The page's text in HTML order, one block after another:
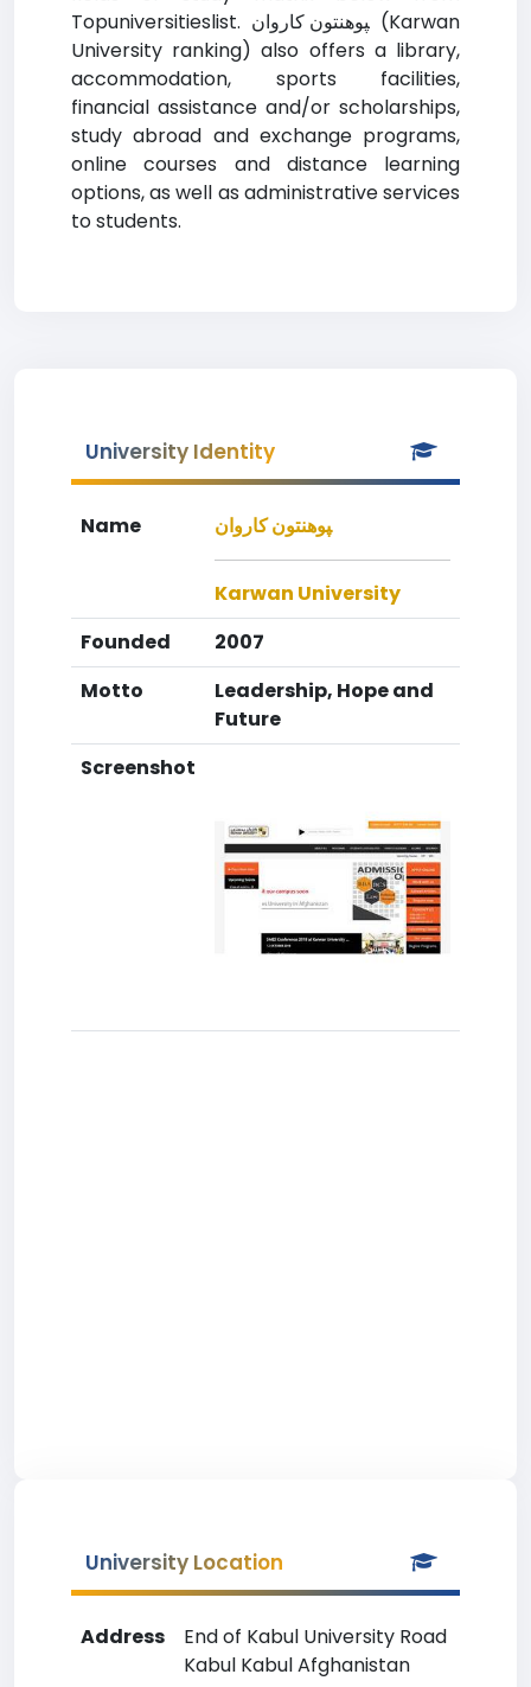
Topuniversitieslist. ‍پوهنتون کاروان (Karwan
University ranking) also offers a library,
accommodation, sports facilities,
financial assistance and/or scholarships,
study abroad and exchange programs,
online courses and distance learning
options, as well as administrative services
to students.
University Identity
Name ‍پوهنتون کاروان
Karwan University
Founded
2007
Motto
Leadership, Hope and
Future
Screenshot
University Location
Address
End of Kabul University Road
Kabul Kabul Afghanistan